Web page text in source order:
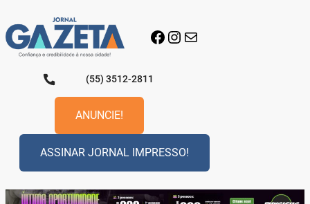
para
o
conteúdo
Facebook
Instagram
E-mail
(55) 3512-2811
ANUNCIE!
ASSINAR JORNAL IMPRESSO!